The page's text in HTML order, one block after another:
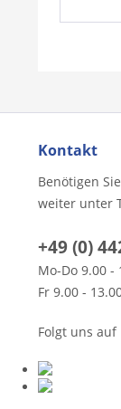
Kontakt
Benötigen
weiter unter
+49 (0)
Mo-Do 9.00 -
Fr 9.00 -
Folgt uns auf